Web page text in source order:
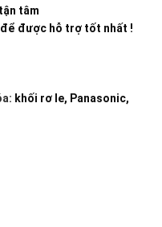
tâm
để được hỗ trợ tốt nhất !
khối rơ le, Panasonic,